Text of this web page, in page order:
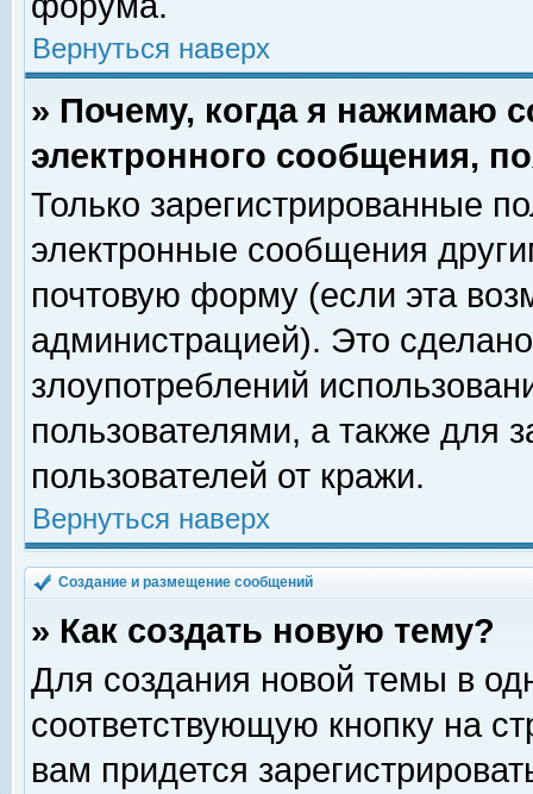
Вернуться наверх
» Почему, когда я нажимаю
электронного сообщения,
Только зарегистрированные
электронные сообщения
почтовую форму (если эта
администрацией). Это
злоупотреблений
пользователями, а также для
пользователей от кражи.
Вернуться наверх
Создание и размещение сообщений
» Как создать новую тему?
Для создания новой темы в
соответствующую кнопку на
вам придется